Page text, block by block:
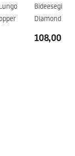
Bideesegisti
Diamond
108,00 €